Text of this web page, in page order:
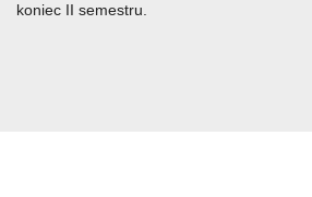
koniec II semestru.